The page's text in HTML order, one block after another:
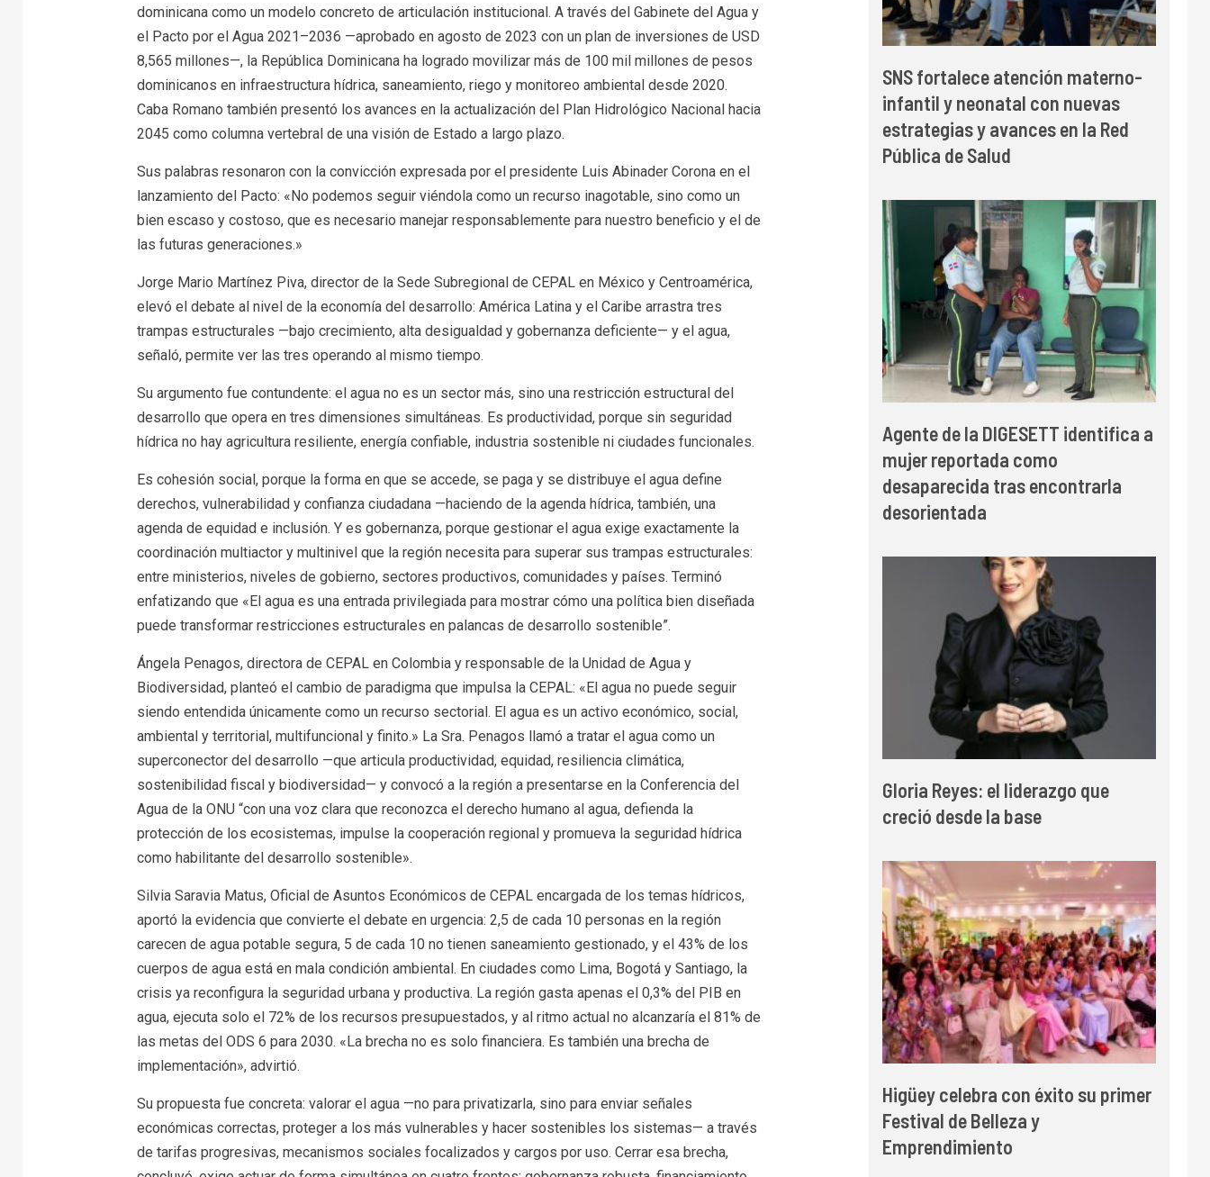
dominicana como un modelo concreto de articulación institucional. A través del Gabinete del Agua y
el Pacto por el Agua 2021–2036 —aprobado en agosto de 2023 con un plan de inversiones de USD
8,565 millones—, la República Dominicana ha logrado movilizar más de 100 mil millones de pesos
dominicanos en infraestructura hídrica, saneamiento, riego y monitoreo ambiental desde 2020.
Caba Romano también presentó los avances en la actualización del Plan Hidrológico Nacional hacia
2045 como columna vertebral de una visión de Estado a largo plazo.
Sus palabras resonaron con la convicción expresada por el presidente Luis Abinader Corona en el
lanzamiento del Pacto: «No podemos seguir viéndola como un recurso inagotable, sino como un
bien escaso y costoso, que es necesario manejar responsablemente para nuestro beneficio y el de
las futuras generaciones.»
Jorge Mario Martínez Piva, director de la Sede Subregional de CEPAL en México y Centroamérica,
elevó el debate al nivel de la economía del desarrollo: América Latina y el Caribe arrastra tres
trampas estructurales —bajo crecimiento, alta desigualdad y gobernanza deficiente— y el agua,
señaló, permite ver las tres operando al mismo tiempo.
Su argumento fue contundente: el agua no es un sector más, sino una restricción estructural del
desarrollo que opera en tres dimensiones simultáneas. Es productividad, porque sin seguridad
hídrica no hay agricultura resiliente, energía confiable, industria sostenible ni ciudades funcionales.
Es cohesión social, porque la forma en que se accede, se paga y se distribuye el agua define
derechos, vulnerabilidad y confianza ciudadana —haciendo de la agenda hídrica, también, una
agenda de equidad e inclusión. Y es gobernanza, porque gestionar el agua exige exactamente la
coordinación multiactor y multinivel que la región necesita para superar sus trampas estructurales:
entre ministerios, niveles de gobierno, sectores productivos, comunidades y países. Terminó
enfatizando que «El agua es una entrada privilegiada para mostrar cómo una política bien diseñada
puede transformar restricciones estructurales en palancas de desarrollo sostenible”.
Ángela Penagos, directora de CEPAL en Colombia y responsable de la Unidad de Agua y
Biodiversidad, planteó el cambio de paradigma que impulsa la CEPAL: «El agua no puede seguir
siendo entendida únicamente como un recurso sectorial. El agua es un activo económico, social,
ambiental y territorial, multifuncional y finito.» La Sra. Penagos llamó a tratar el agua como un
superconector del desarrollo —que articula productividad, equidad, resiliencia climática,
sostenibilidad fiscal y biodiversidad— y convocó a la región a presentarse en la Conferencia del
Agua de la ONU “con una voz clara que reconozca el derecho humano al agua, defienda la
protección de los ecosistemas, impulse la cooperación regional y promueva la seguridad hídrica
como habilitante del desarrollo sostenible».
Silvia Saravia Matus, Oficial de Asuntos Económicos de CEPAL encargada de los temas hídricos,
aportó la evidencia que convierte el debate en urgencia: 2,5 de cada 10 personas en la región
carecen de agua potable segura, 5 de cada 10 no tienen saneamiento gestionado, y el 43% de los
cuerpos de agua está en mala condición ambiental. En ciudades como Lima, Bogotá y Santiago, la
crisis ya reconfigura la seguridad urbana y productiva. La región gasta apenas el 0,3% del PIB en
agua, ejecuta solo el 72% de los recursos presupuestados, y al ritmo actual no alcanzaría el 81% de
las metas del ODS 6 para 2030. «La brecha no es solo financiera. Es también una brecha de
implementación», advirtió.
Su propuesta fue concreta: valorar el agua —no para privatizarla, sino para enviar señales
económicas correctas, proteger a los más vulnerables y hacer sostenibles los sistemas— a través
de tarifas progresivas, mecanismos sociales focalizados y cargos por uso. Cerrar esa brecha,
SNS fortalece atención materno-
infantil y neonatal con nuevas
estrategias y avances en la Red
Pública de Salud
Agente de la DIGESETT identifica a
mujer reportada como
desaparecida tras encontrarla
desorientada
Gloria Reyes: el liderazgo que
creció desde la base
Higüey celebra con éxito su primer
Festival de Belleza y
Emprendimiento